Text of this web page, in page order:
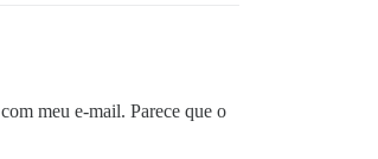
com meu e-mail. Parece que o